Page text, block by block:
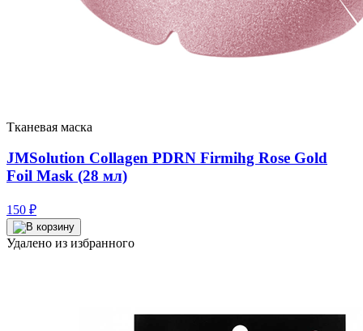
Тканевая маска
JMSolution Collagen PDRN Firmihg Rose Gold
Foil Mask (28 мл)
150 ₽
Удалено из избранного